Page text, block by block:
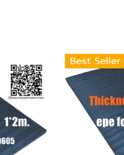
Best Seller